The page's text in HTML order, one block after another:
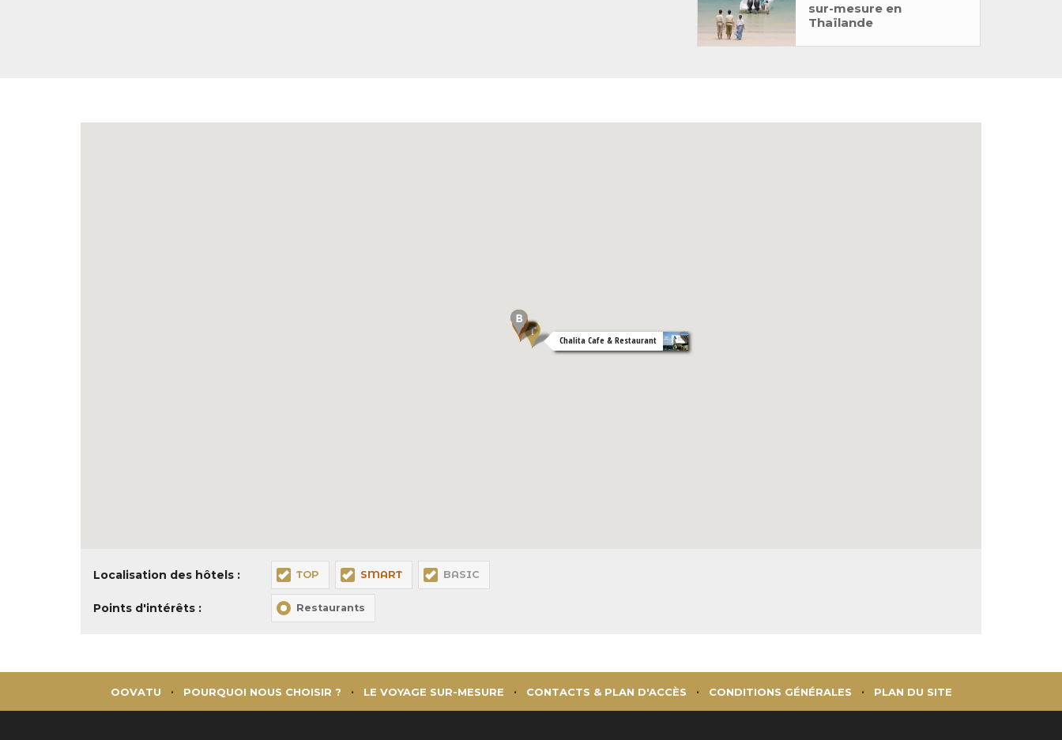
sur-mesure en
Thaïlande
Chalita Cafe & Restaurant
Localisation des hôtels : TOP SMART BASIC
Points d'intérêts : Restaurants
OOVATU POURQUOI NOUS CHOISIR ? LE VOYAGE SUR-MESURE CONTACTS & PLAN D'ACCÈS CONDITIONS GÉNÉRALES PLAN DU SITE